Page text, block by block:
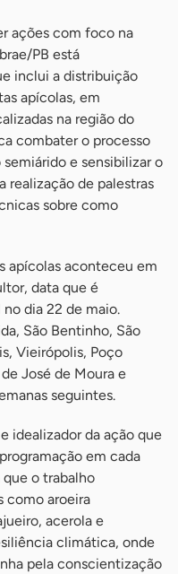
ações com foco na
PB está
inclui a distribuição
apícolas, em
na região do
combater o processo
e sensibilizar o
realização de palestras
sobre como
apícolas aconteceu em
data que é
dia 22 de maio.
São Bentinho, São
Vieirópolis, Poço
José de Moura e
seguintes.
idealizador da ação que
em cada
o trabalho
como aroeira
acerola e
climática, onde
pela conscientização